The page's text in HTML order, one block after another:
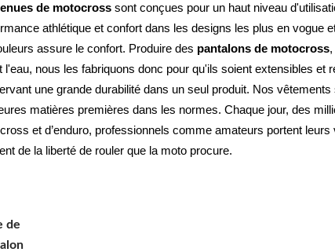
de motocross sont conçues pour un haut niveau
athlétique et confort dans les designs les plus en vogue
assure le confort. Produire des pantalons de motocross
l'eau, nous les fabriquons donc pour qu'ils soient extensibles et
une grande durabilité dans un seul produit. Nos
matières premières dans les normes. Chaque jour, des
et d’enduro, professionnels comme amateurs portent
de la liberté de rouler que la moto procure.
de